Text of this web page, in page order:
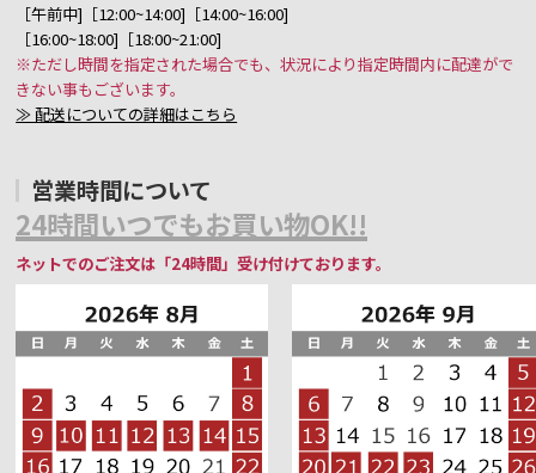
［午前中]［12:00~14:00]［14:00~16:00]
［16:00~18:00]［18:00~21:00]
※ただし時間を指定された場合でも、状況により指定時間内に配達がで
きない事もございます。
≫ 配送についての詳細はこちら
営業時間について
24時間いつでもお買い物OK!!
ネットでのご注文は「24時間」受け付けております。